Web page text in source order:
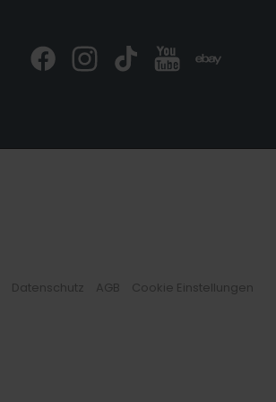
Datenschutz AGB Cookie Einstellungen